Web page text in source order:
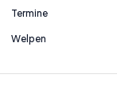
Termine
Welpen